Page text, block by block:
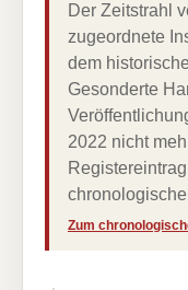
Der Zeitstrahl
zugeordnete
dem
Gesonderte
2022 nicht
Zum